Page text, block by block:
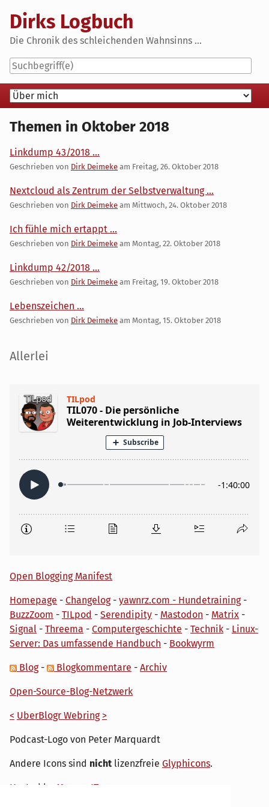
content
Dirks Logbuch
Die Chronik des schleichenden Wahnsinns ...
Navigation
Themen in Oktober 2018
Linkdump 43/2018 ...
Geschrieben von Dirk Deimeke am Freitag, 26. Oktober 2018
Nextcloud als Zentrum der Selbstverwaltung ...
Geschrieben von Dirk Deimeke am Mittwoch, 24. Oktober 2018
Ich fühle mich ertappt ...
Geschrieben von Dirk Deimeke am Montag, 22. Oktober 2018
Linkdump 42/2018 ...
Geschrieben von Dirk Deimeke am Freitag, 19. Oktober 2018
Lebenszeichen ...
Geschrieben von Dirk Deimeke am Montag, 15. Oktober 2018
Seitenleiste
Allerlei
Open Blogging Manifest
Homepage - Changelog- yawnrz.com - Hundetraining-
BuzzZoom - TILpod - Serendipity - Mastodon - Matrix -
Signal - Threema - Computergeschichte - Technik - Linux-
Server: Das umfassende Handbuch - Bookwyrm
Blog- Blogkommentare - Archiv
Open-Source-Blog-Netzwerk
< UberBlogr Webring >
Podcast-Logo von Peter Marquardt
Andere Icons sind nicht lizenzfreie Glyphicons.
Hosted by My own IT.